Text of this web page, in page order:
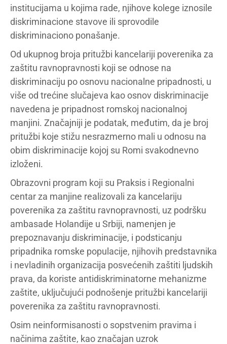
institucijama u kojima rade, njihove kolege iznosile
diskriminacione stavove ili sprovodile
diskriminaciono ponašanje.
Od ukupnog broja pritužbi kancelariji poverenika za
zaštitu ravnopravnosti koji se odnose na
diskriminaciju po osnovu nacionalne pripadnosti, u
više od trećine slučajeva kao osnov diskriminacije
navedena je pripadnost romskoj nacionalnoj
manjini. Značajniji je podatak, međutim, da je broj
pritužbi koje stižu nesrazmerno mali u odnosu na
obim diskriminacije kojoj su Romi svakodnevno
izloženi.
Obrazovni program koji su Praksis i Regionalni
centar za manjine realizovali za kancelariju
poverenika za zaštitu ravnopravnosti, uz podršku
ambasade Holandije u Srbiji, namenjen je
prepoznavanju diskriminacije, i podsticanju
pripadnika romske populacije, njihovih predstavnika
i nevladinih organizacija posvećenih zaštiti ljudskih
prava, da koriste antidiskriminatorne mehanizme
zaštite, uključujući podnošenje pritužbi kancelariji
poverenika za zaštitu ravnopravnosti.
Osim neinformisanosti o sopstvenim pravima i
načinima zaštite, kao značajan uzrok